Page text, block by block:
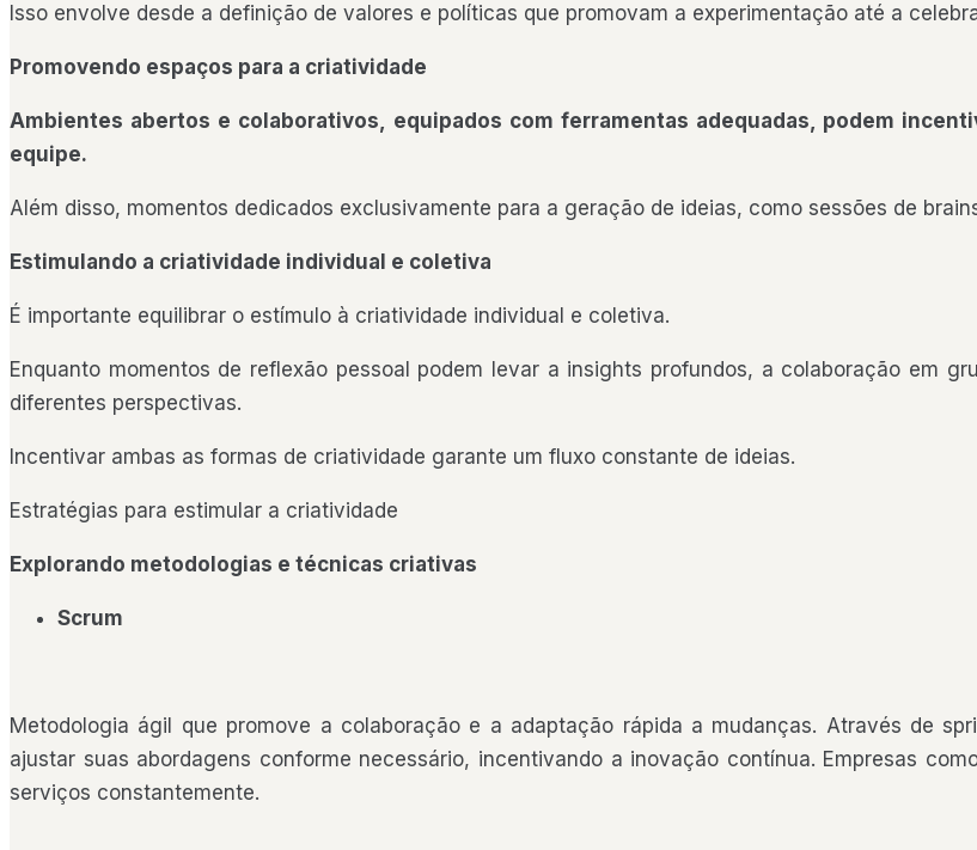
Isso envolve desde a definição de valores e políticas que promovam a experimentação até a
Promovendo espaços para a criatividade
Ambientes abertos e colaborativos, equipados com ferramentas adequadas, podem
equipe.
Além disso, momentos dedicados exclusivamente para a geração de ideias, como sessões de
Estimulando a criatividade individual e coletiva
É importante equilibrar o estímulo à criatividade individual e coletiva.
Enquanto momentos de reflexão pessoal podem levar a insights profundos, a colaboração em
diferentes perspectivas.
Incentivar ambas as formas de criatividade garante um fluxo constante de ideias.
Estratégias para estimular a criatividade
Explorando metodologias e técnicas criativas
Scrum
Metodologia ágil que promove a colaboração e a adaptação rápida a mudanças. Através de
ajustar suas abordagens conforme necessário, incentivando a inovação contínua. Empresas
serviços constantemente.